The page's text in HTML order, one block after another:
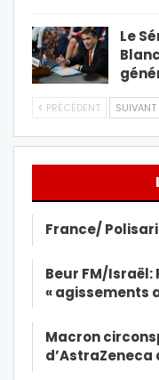
Le
PRÉCÉDENT SUIVANT
France/
Beur FM/Israël:
« agissements
Macron